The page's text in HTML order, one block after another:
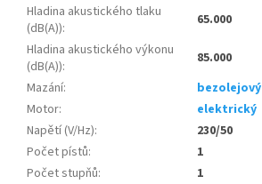
Hladina akustického tlaku
(dB(A)):
65.000
Hladina akustického výkonu
(dB(A)):
85.000
Mazání:
bezolejový
Motor:
elektrický
Napětí (V/Hz):
230/50
Počet pístů:
1
Počet stupňů:
1